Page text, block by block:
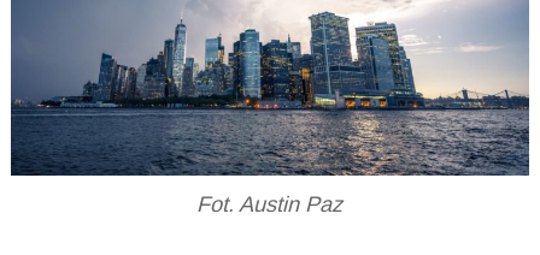
Fot. Austin Paz
REGULAMIN
KONTAKT